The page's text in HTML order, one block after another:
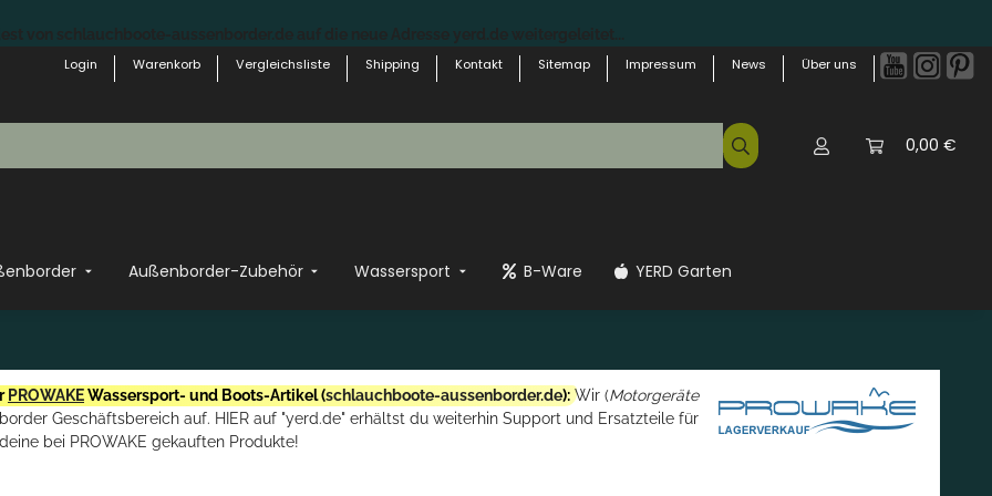
Login
Warenkorb Vergleichsliste Shipping Kontakt Sitemap Impressum News Über uns
0,00 €
Außenborder-Zubehör Wassersport B-Ware YERD Garten
PROWAKEWassersport- und Boots-Artikel (schlauchboote-aussenborder.de): Wir (Motorgeräte
Geschäftsbereich auf. HIER auf "yerd.de" erhältst du weiterhin Support und Ersatzteile für
deine bei PROWAKE gekauften Produkte!